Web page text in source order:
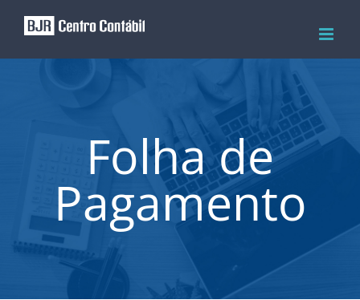
Folha de
Pagamento